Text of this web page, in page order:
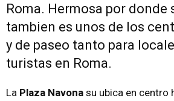
Roma. Hermosa por donde
tambien es unos de los
y de paseo tanto para
turistas en Roma.
La Plaza Navona su ubica en centro